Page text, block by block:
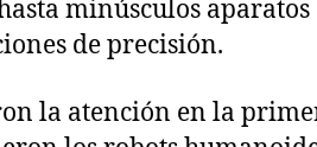
minúsculos aparatos
de precisión.
la atención en la